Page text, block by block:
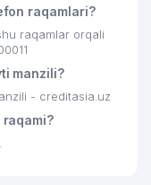
831 м
859 м
raqamlari?
raqamlar orqali
manzili?
- creditasia.uz
raqami?